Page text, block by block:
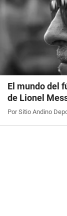
El mundo del
de Lionel
Por Sitio Andino